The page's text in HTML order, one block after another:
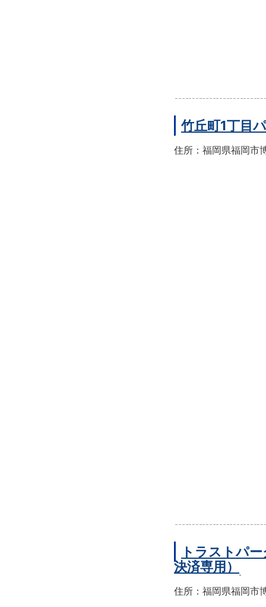
竹丘町1丁目
住所：福岡県福岡市
トラストパ
決済専用）
住所：福岡県福岡市